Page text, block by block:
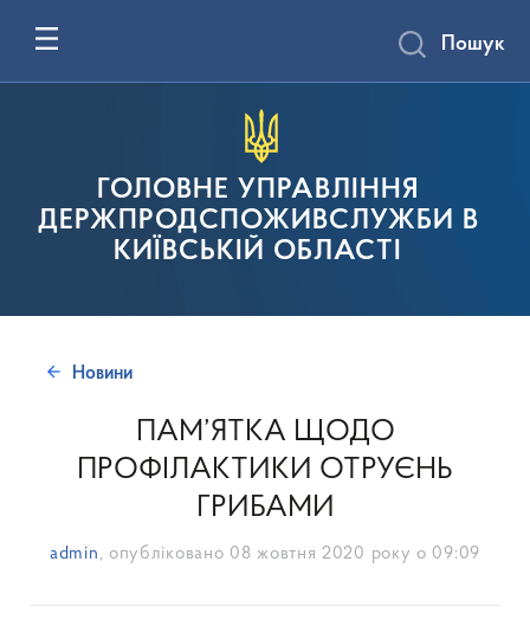
ГОЛОВНЕ УПРАВЛІННЯ
ДЕРЖПРОДСПОЖИВСЛУЖБИ В
КИЇВСЬКІЙ ОБЛАСТІ
Пошук
Новини
ПАМ’ЯТКА ЩОДО
ПРОФІЛАКТИКИ ОТРУЄНЬ
ГРИБАМИ
admin , опубліковано 08 жовтня 2020 року о 09:09